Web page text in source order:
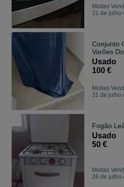
Moitas
31 de julho
Conjunto
Varões
Suportes
Usado
100 €
Moitas
31 de julho
Fogão
Usado
50 €
Moitas
26 de julho